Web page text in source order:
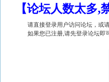
【论坛人数太多
请直接登录用户访问论坛，或
如果您已注册,请先登录论坛即